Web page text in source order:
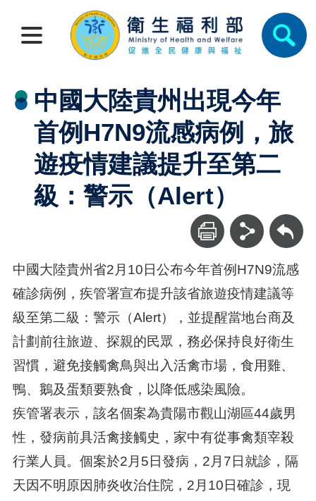
中國大陸貴州出現今年
首例H7N9流感病例，旅
遊疫情建議提升至第二
級：警示（Alert）
回上一頁
中國大陸貴州省2月10日公布今年首例H7N9流感
確診病例，疾管署宣布提升該省旅遊疫情建議等
級至第二級：警示（Alert），並提醒當地台商及
計劃前往旅遊、探親的民眾，務必保持良好衛生
習慣，避免接觸禽鳥與出入活禽市場，食用雞、
鴨、鵝及蛋類要熟食，以降低感染風險。
疾管署表示，該名個案為貴陽市觀山湖區44歲男
性，發病前具活禽接觸史，家中有從事禽類宰殺
行業人員。個案於2月5日發病，2月7日就診，隔
天因不明原因肺炎收治住院，2月10日確診，現